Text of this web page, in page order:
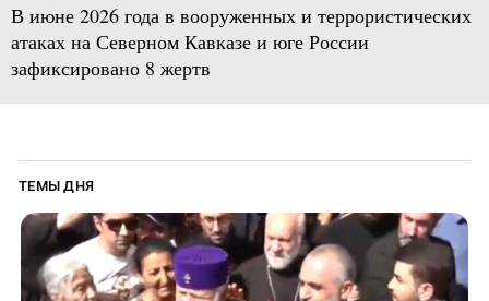
В июне 2026 года в вооруженных и террористических
атаках на Северном Кавказе и юге России
зафиксировано 8 жертв
ТЕМЫ ДНЯ